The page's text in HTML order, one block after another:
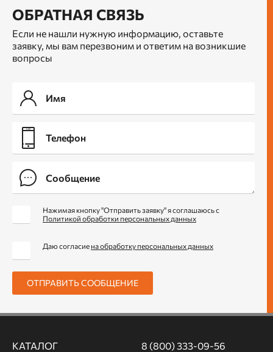
ОБРАТНАЯ СВЯЗЬ
Если не нашли нужную информацию, оставьте
заявку, мы вам перезвоним и ответим на возникшие
вопросы
Нажимая кнопку "Отправить заявку" я соглашаюсь с
Политикой обработки персональных данных
Даю согласие на обработку персональных данных
ОТПРАВИТЬ СООБЩЕНИЕ
КАТАЛОГ 8 (800) 333-09-56